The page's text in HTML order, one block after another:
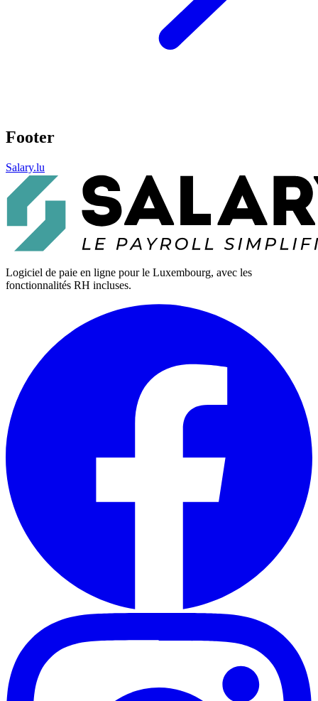
Footer
Salary.lu
Logiciel de paie en ligne pour le Luxembourg, avec les
fonctionnalités RH incluses.